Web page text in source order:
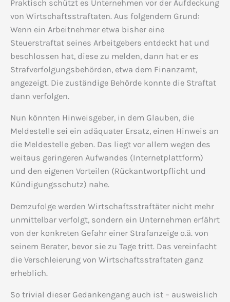
Praktisch schützt es Unternehmen vor der Aufdeckung
von Wirtschaftsstraftaten. Aus folgendem Grund:
Wenn ein Arbeitnehmer etwa bisher eine
Steuerstraftat seines Arbeitgebers entdeckt hat und
beschlossen hat, diese zu melden, dann hat er es
Strafverfolgungsbehörden, etwa dem Finanzamt,
angezeigt. Die zuständige Behörde konnte die Straftat
dann verfolgen.
Nun könnten Hinweisgeber, in dem Glauben, die
Meldestelle sei ein adäquater Ersatz, einen Hinweis an
die Meldestelle geben. Das liegt vor allem wegen des
weitaus geringeren Aufwandes (Internetplattform)
und den eigenen Vorteilen (Rückantwortpflicht und
Kündigungsschutz) nahe.
Demzufolge werden Wirtschaftsstraftäter nicht mehr
unmittelbar verfolgt, sondern ein Unternehmen erfährt
von der konkreten Gefahr einer Strafanzeige o.ä. von
seinem Berater, bevor sie zu Tage tritt. Das vereinfacht
die Verschleierung von Wirtschaftsstraftaten ganz
erheblich.
So trivial dieser Gedankengang auch ist – ausweislich